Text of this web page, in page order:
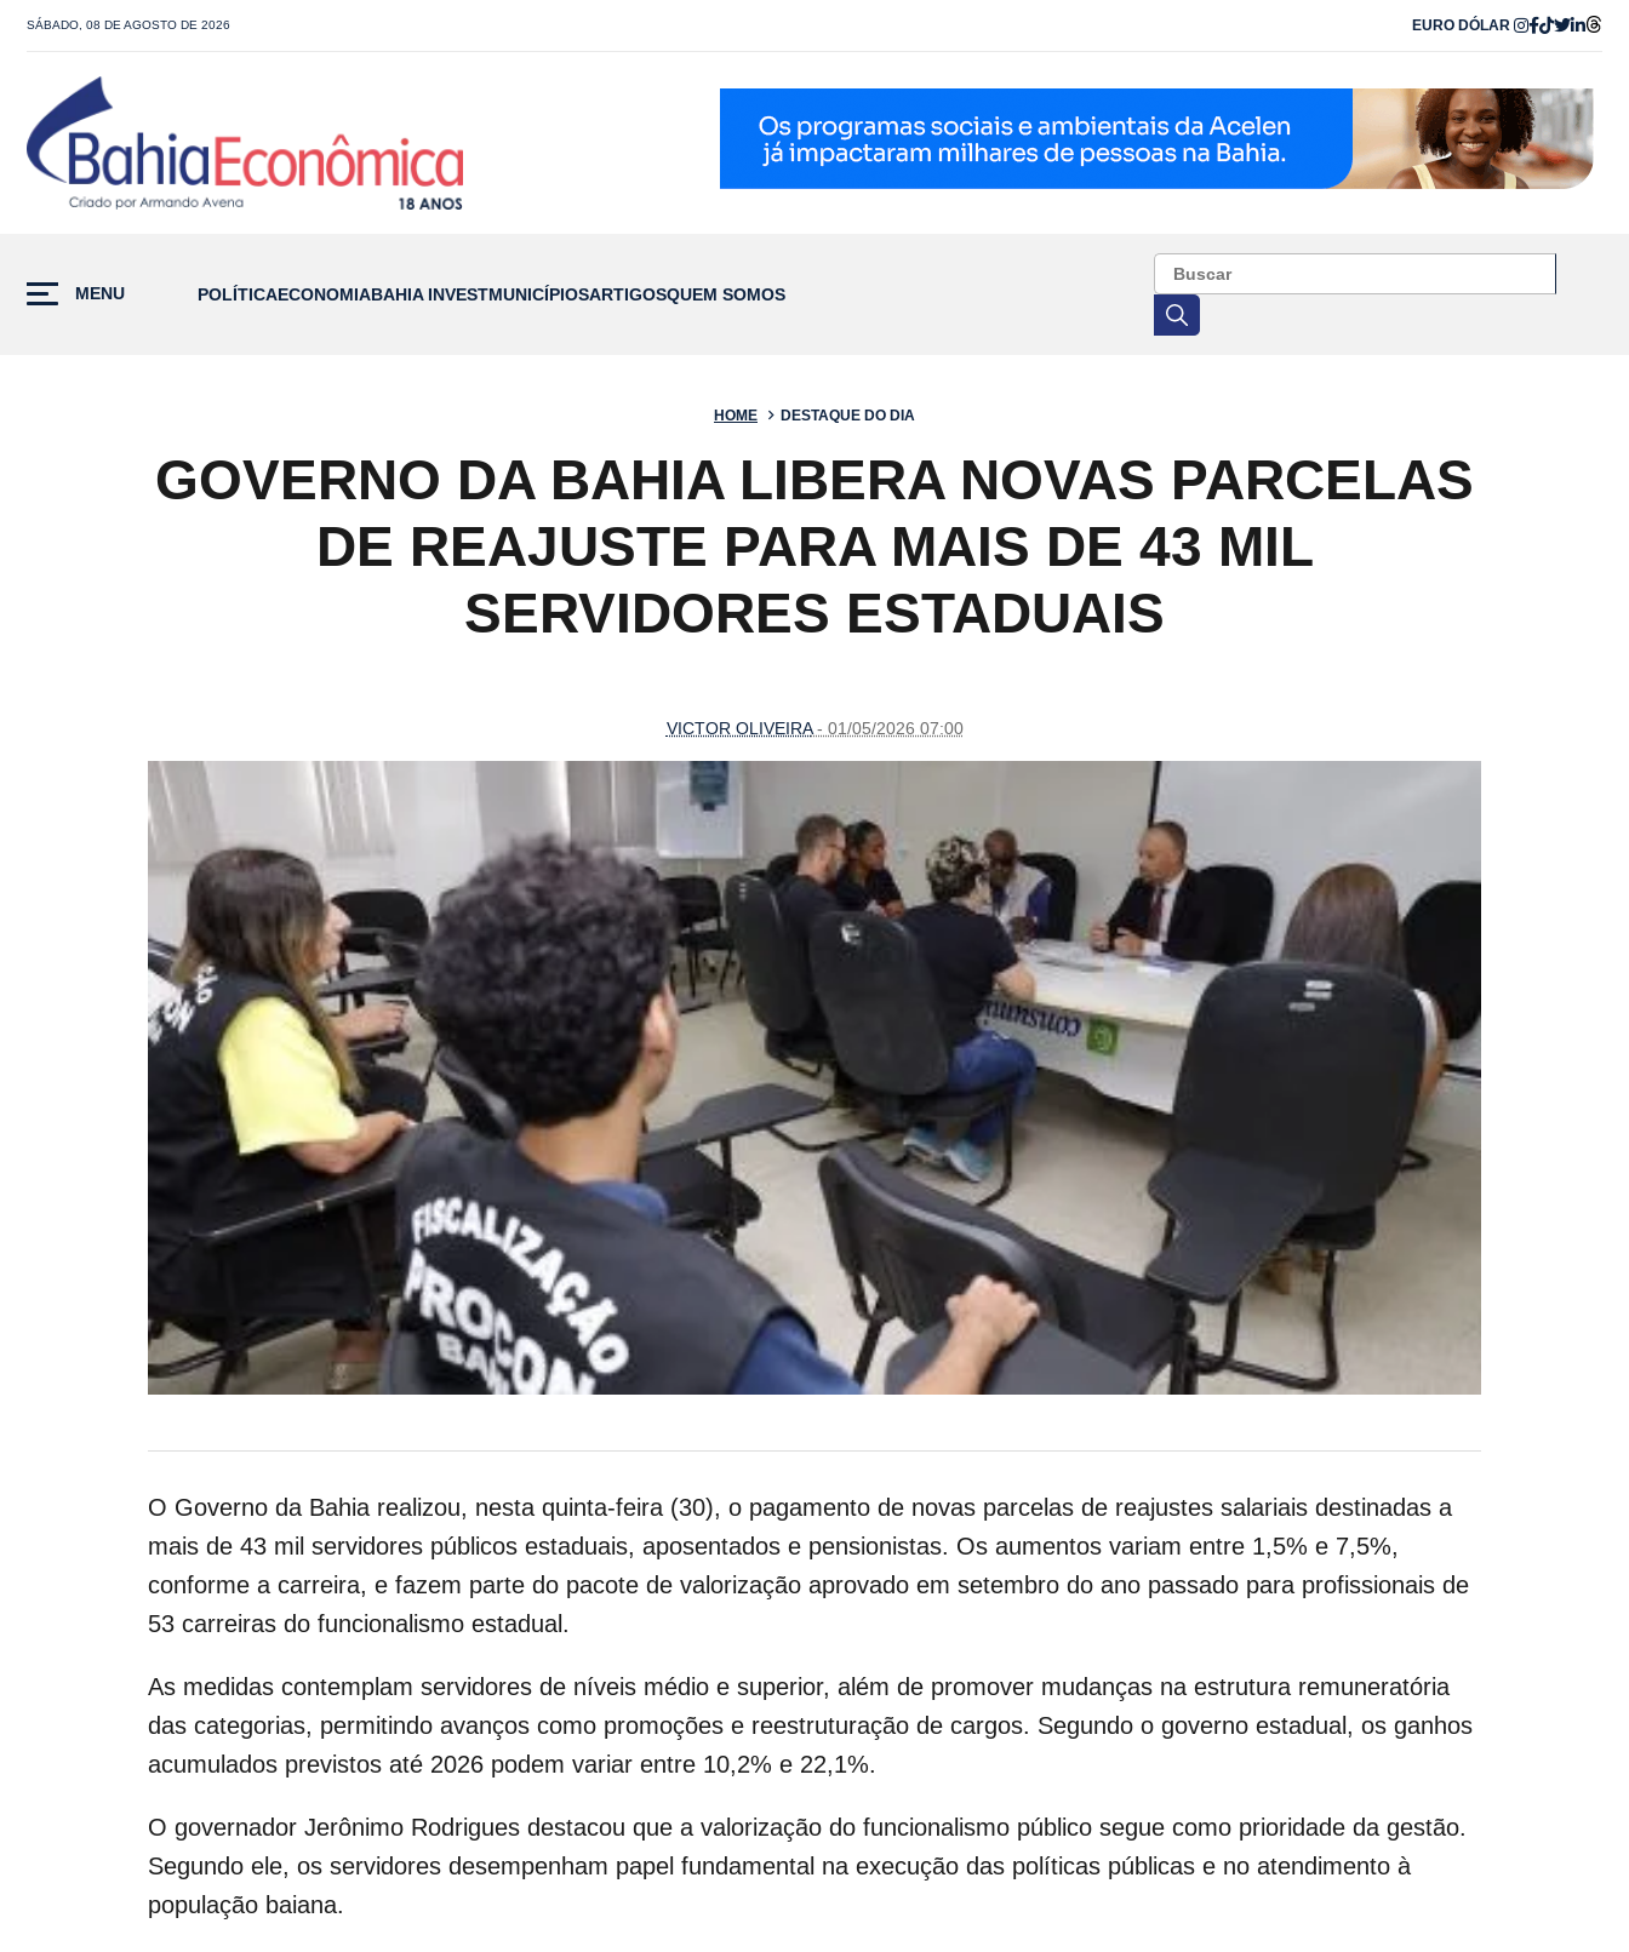
SÁBADO, 08 DE AGOSTO DE 2026 EURO DÓLAR
MENU POLÍTICAECONOMIABAHIA INVESTMUNICÍPIOSARTIGOSQUEM SOMOS
HOME DESTAQUE DO DIA
GOVERNO DA BAHIA LIBERA NOVAS PARCELAS
DE REAJUSTE PARA MAIS DE 43 MIL
SERVIDORES ESTADUAIS
VICTOR OLIVEIRA- 01/05/2026 07:00
O Governo da Bahia realizou, nesta quinta-feira (30), o pagamento de novas parcelas de reajustes salariais destinadas a
mais de 43 mil servidores públicos estaduais, aposentados e pensionistas. Os aumentos variam entre 1,5% e 7,5%,
conforme a carreira, e fazem parte do pacote de valorização aprovado em setembro do ano passado para profissionais de
53 carreiras do funcionalismo estadual.
As medidas contemplam servidores de níveis médio e superior, além de promover mudanças na estrutura remuneratória
das categorias, permitindo avanços como promoções e reestruturação de cargos. Segundo o governo estadual, os ganhos
acumulados previstos até 2026 podem variar entre 10,2% e 22,1%.
O governador Jerônimo Rodrigues destacou que a valorização do funcionalismo público segue como prioridade da gestão.
Segundo ele, os servidores desempenham papel fundamental na execução das políticas públicas e no atendimento à
população baiana.